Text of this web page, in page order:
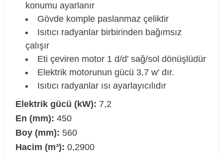
konumu ayarlanır
Gövde komple paslanmaz çeliktir
Isıtıcı radyanlar birbirinden bağımsız
çalışır
Eti çeviren motor 1 d/d' sağ/sol dönüşlüdür
Elektrik motorunun gücü 3,7 w' dır.
Isıtıcı radyanlar ısı ayarlayıcılıdır
Elektrik gücü (kW): 7,2
En (mm): 450
Boy (mm): 560
Hacim (m³): 0,2900